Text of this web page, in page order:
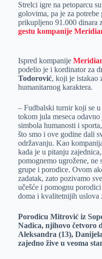
Strelci igre na petoparcu
golovima, pa je za
prikupljeno 91.000 dinara
gestu kompanije
Ispred kompanije
podelio je i kordinator za
Todorović, koji je istakao
humanitarnog karaktera.
– Fudbalski turnir koji se
tokom jula meseca
simbola humanosti i
što smo i ove godine dali
održavanju. Kao
kada je u pitanju
pomognemo ugrožene, ne
grupe i porodice. Ovom
zadatak, zato pozivamo
učešće i pomognu
doma i kvalitetnijih uslova
Porodicu Mitrović iz
Nadica, njihovo četvoro
Aleksandra (13),
zajedno žive u veoma